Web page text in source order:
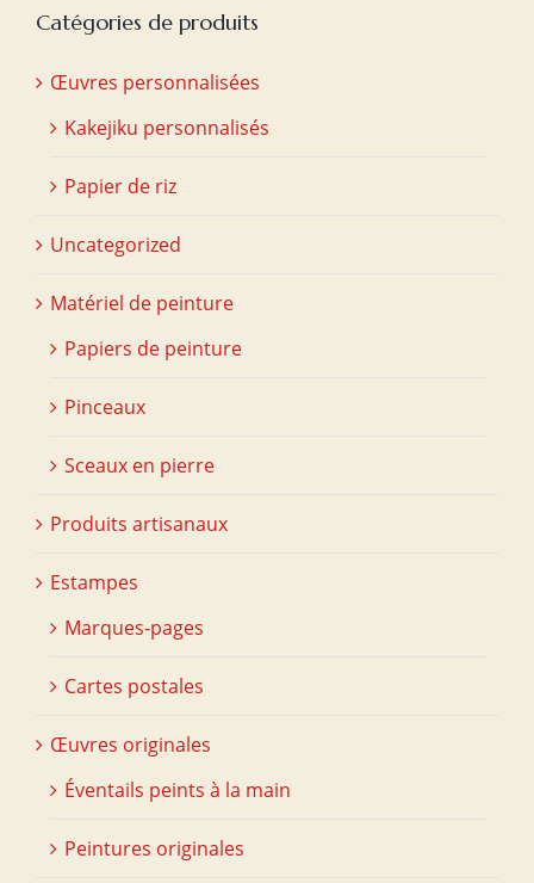
Catégories de produits
Œuvres personnalisées
Kakejiku personnalisés
Papier de riz
Uncategorized
Matériel de peinture
Papiers de peinture
Pinceaux
Sceaux en pierre
Produits artisanaux
Estampes
Marques-pages
Cartes postales
Œuvres originales
Éventails peints à la main
Peintures originales